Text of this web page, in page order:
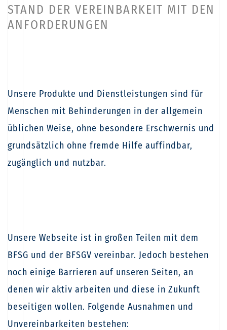
STAND DER VEREINBARKEIT MIT DEN
ANFORDERUNGEN
Unsere Produkte und Dienstleistungen sind für
Menschen mit Behinderungen in der allgemein
üblichen Weise, ohne besondere Erschwernis und
grundsätzlich ohne fremde Hilfe auffindbar,
zugänglich und nutzbar.
Unsere Webseite ist in großen Teilen mit dem
BFSG und der BFSGV vereinbar. Jedoch bestehen
noch einige Barrieren auf unseren Seiten, an
denen wir aktiv arbeiten und diese in Zukunft
beseitigen wollen. Folgende Ausnahmen und
Unvereinbarkeiten bestehen: